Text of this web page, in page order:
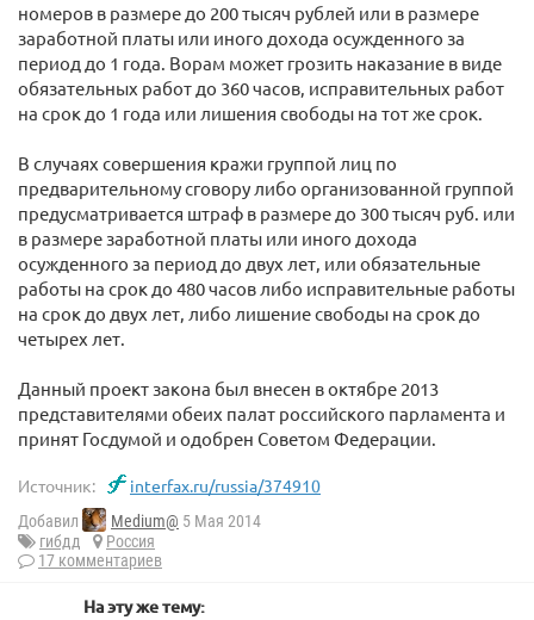
номеров в размере до 200 тысяч рублей или в размере
заработной платы или иного дохода осужденного за
период до 1 года. Ворам может грозить наказание в виде
обязательных работ до 360 часов, исправительных работ
на срок до 1 года или лишения свободы на тот же срок.
В случаях совершения кражи группой лиц по
предварительному сговору либо организованной группой
предусматривается штраф в размере до 300 тысяч руб. или
в размере заработной платы или иного дохода
осужденного за период до двух лет, или обязательные
работы на срок до 480 часов либо исправительные работы
на срок до двух лет, либо лишение свободы на срок до
четырех лет.
Данный проект закона был внесен в октябре 2013
представителями обеих палат российского парламента и
принят Госдумой и одобрен Советом Федерации.
Источник: interfax.ru/russia/374910
Добавил Medium@ 5 Мая 2014
гибдд
Россия
17 комментариев
На эту же тему: